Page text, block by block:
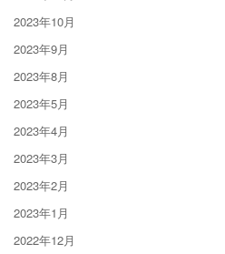
2023年10月
2023年9月
2023年8月
2023年5月
2023年4月
2023年3月
2023年2月
2023年1月
2022年12月